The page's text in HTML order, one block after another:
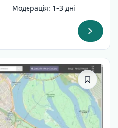
Модерація: 1–3 дні